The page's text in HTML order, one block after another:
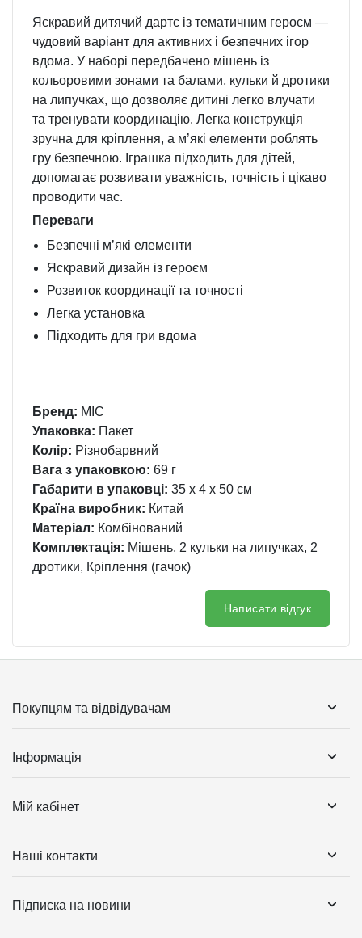
Яскравий дитячий дартс із тематичним героєм —
чудовий варіант для активних і безпечних ігор
вдома. У наборі передбачено мішень із
кольоровими зонами та балами, кульки й дротики
на липучках, що дозволяє дитині легко влучати
та тренувати координацію. Легка конструкція
зручна для кріплення, а м’які елементи роблять
гру безпечною. Іграшка підходить для дітей,
допомагає розвивати уважність, точність і цікаво
проводити час.
Переваги
Безпечні м’які елементи
Яскравий дизайн із героєм
Розвиток координації та точності
Легка установка
Підходить для гри вдома
Бренд: MIC
Упаковка: Пакет
Колір: Різнобарвний
Вага з упаковкою: 69 г
Габарити в упаковці: 35 x 4 x 50 см
Країна виробник: Китай
Матеріал: Комбінований
Комплектація: Мішень, 2 кульки на липучках, 2
дротики, Кріплення (гачок)
Написати відгук
Покупцям та відвідувачам
Інформація
Мій кабінет
Наші контакти
Підписка на новини